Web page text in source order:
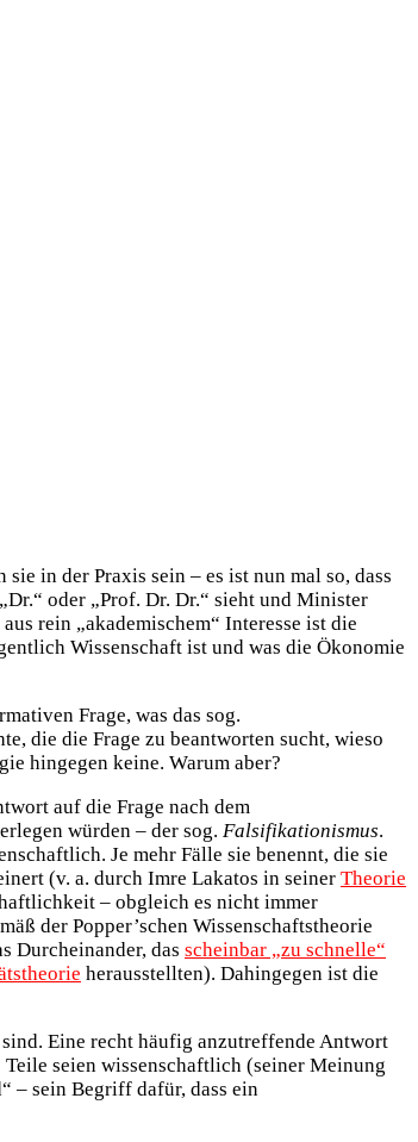
in der Praxis sein – es ist nun mal so, dass
oder „Prof. Dr. Dr.“ sieht und Minister
rein „akademischem“ Interesse ist die
Wissenschaft ist und was die Ökonomie
Frage, was das sog.
die die Frage zu beantworten sucht, wieso
hingegen keine. Warum aber?
auf die Frage nach dem
würden – der sog. Falsifikationismus.
Je mehr Fälle sie benennt, die sie
(v. a. durch Imre Lakatos in seiner Theorie
– obgleich es nicht immer
der Popper’schen Wissenschaftstheorie
Durcheinander, das scheinbar „zu schnelle“
herausstellten). Dahingegen ist die
Eine recht häufig anzutreffende Antwort
seien wissenschaftlich (seiner Meinung
– sein Begriff dafür, dass ein